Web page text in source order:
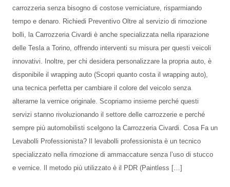
carrozzeria senza bisogno di costose verniciature, risparmiando
tempo e denaro. Richiedi Preventivo Oltre al servizio di rimozione
bolli, la Carrozzeria Civardi è anche specializzata nella riparazione
delle Tesla a Torino, offrendo interventi su misura per questi veicoli
innovativi. Inoltre, per chi desidera personalizzare la propria auto, è
disponibile il wrapping auto (Scopri quanto costa il wrapping auto),
una tecnica perfetta per cambiare il colore del veicolo senza
alterarne la vernice originale. Scopriamo insieme perché questi
servizi stanno rivoluzionando il settore delle carrozzerie e perché
sempre più automobilisti scelgono la Carrozzeria Civardi. Cosa Fa un
Levabolli Professionista? Il levabolli professionista è un tecnico
specializzato nella rimozione di ammaccature senza l’uso di stucco
e vernice. Il metodo più utilizzato è il PDR (Paintless […]